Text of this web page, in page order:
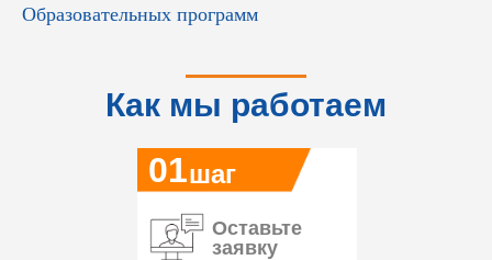
Образовательных программ
Как мы работаем
01
Оставьте
заявку
шаг